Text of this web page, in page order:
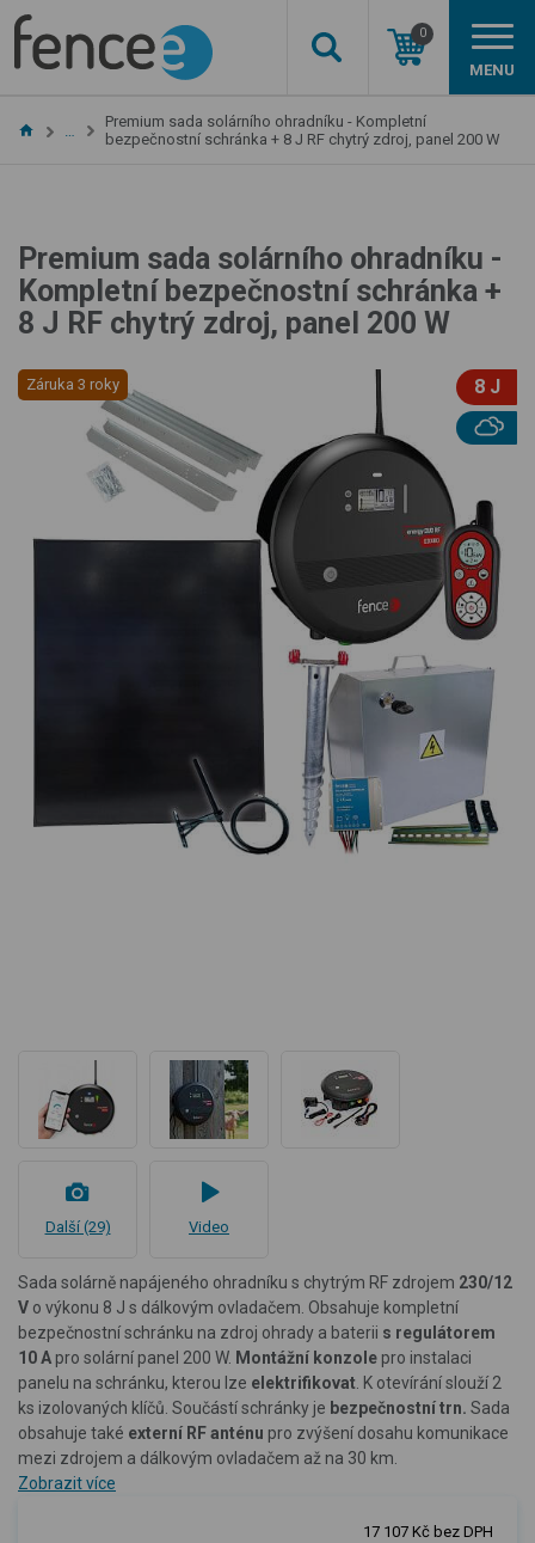
0
MENU
…
Premium sada solárního ohradníku - Kompletní
bezpečnostní schránka + 8 J RF chytrý zdroj, panel 200 W
Premium sada solárního ohradníku -
Kompletní bezpečnostní schránka +
8 J RF chytrý zdroj, panel 200 W
Záruka 3 roky 8 J
Další (29) Video
Sada solárně napájeného ohradníku s chytrým RF zdrojem 230/12
V o výkonu 8 J s dálkovým ovladačem. Obsahuje kompletní
bezpečnostní schránku na zdroj ohrady a baterii s regulátorem
10 A pro solární panel 200 W. Montážní konzole pro instalaci
panelu na schránku, kterou lze elektrifikovat . K otevírání slouží 2
ks izolovaných klíčů. Součástí schránky je bezpečnostní trn. Sada
obsahuje také externí RF anténu pro zvýšení dosahu komunikace
mezi zdrojem a dálkovým ovladačem až na 30 km.
Zobrazit více
17 107 Kč bez DPH